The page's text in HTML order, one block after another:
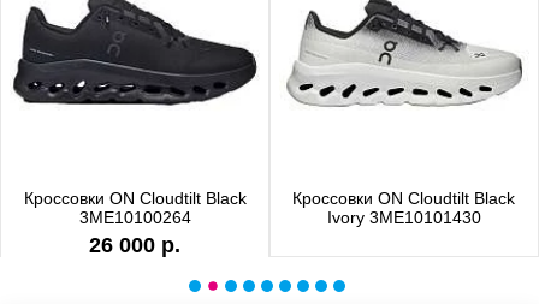
Кроссовки ON Cloudtilt Black
3ME10100264
26 000 р.
Кроссовки ON Cloudtilt Black
Ivory 3ME10101430